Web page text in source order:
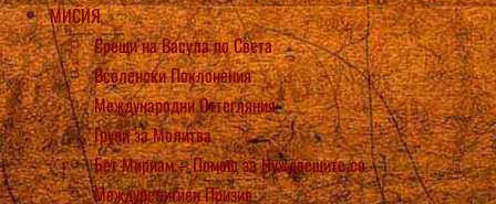
МИСИЯ
Срещи на Васула по Света
Вселенски Поклонения
Международни Оттегляния
Групи за Молитва
Бет Мириам – Помощ за Нуждаещите се
Междурелигиен Призив